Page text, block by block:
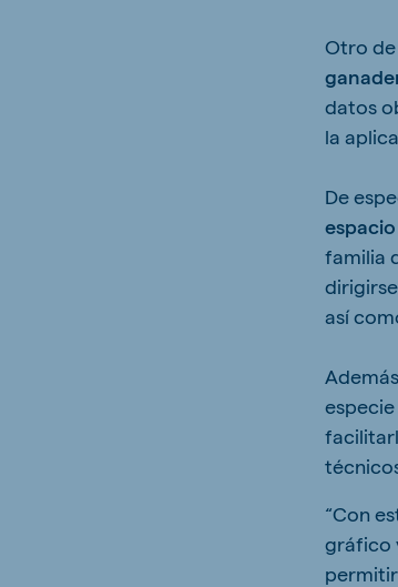
Otro
datos
la
De
espacio
familia
así
“Con
gráfico